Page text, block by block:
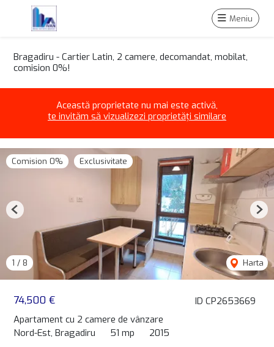
Meniu
Bragadiru - Cartier Latin, 2 camere, decomandat, mobilat,
comision 0%!
Această proprietate nu mai este activă,
te invităm să vizualizezi proprietăți similare
ID CP2653669
74,500 €
Apartament cu 2 camere de vânzare
Nord-Est, Bragadiru
51 mp 2015
Comision 0% Exclusivitate
1 / 8 Harta
Previous